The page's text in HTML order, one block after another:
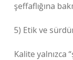
şeffaflığına
5) Etik ve
Kalite yalnızca